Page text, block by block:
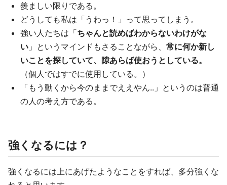
羨ましい限りである。
どうしても私は「うわっ！」って思ってしまう。
強い人たちは「ちゃんと読めばわからないわけがな
い 」というマインドもさることながら、 常に何か新し
いことを探していて、隙あらば使おうとしている。
（個人ではすでに使用している。）
「もう動くから今のままでええやん..」というのは普通
の人の考え方である。
強くなるには？
強くなるには上にあげたようなことをすれば、多分強くな